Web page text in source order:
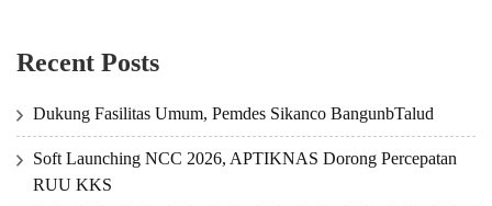
Recent Posts
Dukung Fasilitas Umum, Pemdes Sikanco BangunbTalud
Soft Launching NCC 2026, APTIKNAS Dorong Percepatan
RUU KKS